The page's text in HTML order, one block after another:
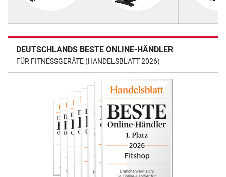
DEUTSCHLANDS BESTE ONLINE-HÄNDLER
FÜR FITNESSGERÄTE (HANDELSBLATT 2026)